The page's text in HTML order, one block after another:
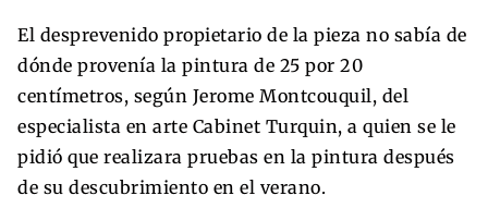
El desprevenido propietario de la pieza no sabía de
dónde provenía la pintura de 25 por 20
centímetros, según Jerome Montcouquil, del
especialista en arte Cabinet Turquin, a quien se le
pidió que realizara pruebas en la pintura después
de su descubrimiento en el verano.